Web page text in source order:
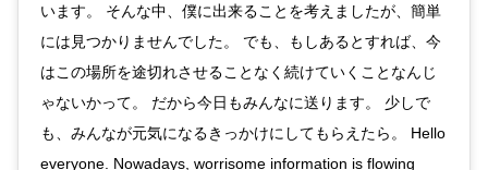
います。 そんな中、僕に出来ることを考えましたが、簡単
には見つかりませんでした。 でも、もしあるとすれば、今
はこの場所を途切れさせることなく続けていくことなんじ
ゃないかって。 だから今日もみんなに送ります。 少しで
も、みんなが元気になるきっかけにしてもらえたら。 Hello
everyone. Nowadays, worrisome information is flowing